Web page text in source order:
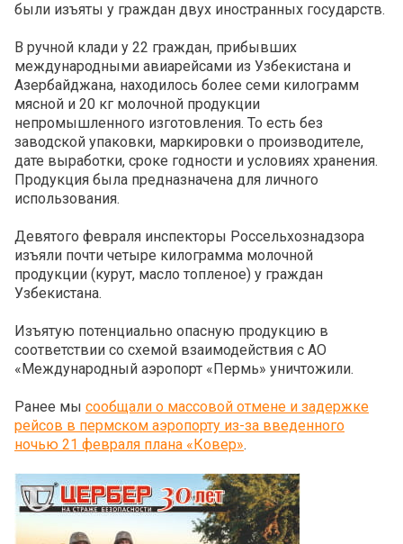
были изъяты у граждан двух иностранных государств.
В ручной клади у 22 граждан, прибывших
международными авиарейсами из Узбекистана и
Азербайджана, находилось более семи килограмм
мясной и 20 кг молочной продукции
непромышленного изготовления. То есть без
заводской упаковки, маркировки о производителе,
дате выработки, сроке годности и условиях хранения.
Продукция была предназначена для личного
использования.
Девятого февраля инспекторы Россельхознадзора
изъяли почти четыре килограмма молочной
продукции (курут, масло топленое) у граждан
Узбекистана.
Изъятую потенциально опасную продукцию в
соответствии со схемой взаимодействия с АО
«Международный аэропорт «Пермь» уничтожили.
Ранее мы сообщали о массовой отмене и задержке
рейсов в пермском аэропорту из-за введенного
ночью 21 февраля плана «Ковер».